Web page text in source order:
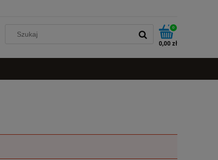
0
0,00 zł